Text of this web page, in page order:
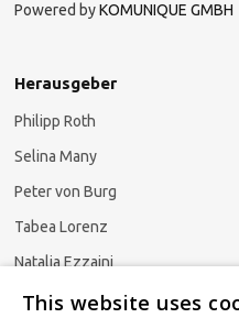
Powered byKOMUNIQUE GMBH
Herausgeber
Philipp Roth
Selina Many
Peter von Burg
Tabea Lorenz
Natalja Ezzaini
This website uses